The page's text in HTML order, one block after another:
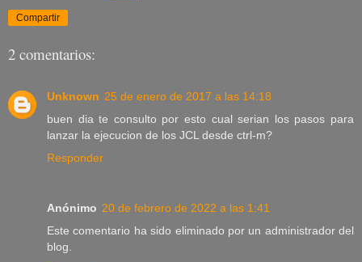
Compartir
2 comentarios:
Unknown 25 de enero de 2017 a las 14:18
buen dia te consulto por esto cual serian los pasos para
lanzar la ejecucion de los JCL desde ctrl-m?
Responder
Anónimo 20 de febrero de 2022 a las 1:41
Este comentario ha sido eliminado por un administrador del
blog.